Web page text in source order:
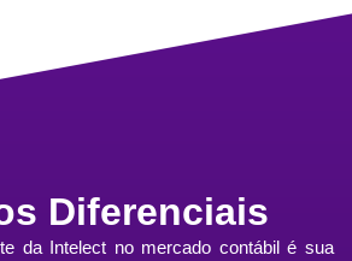
Diferenciais
da Intelect no mercado contábil é sua